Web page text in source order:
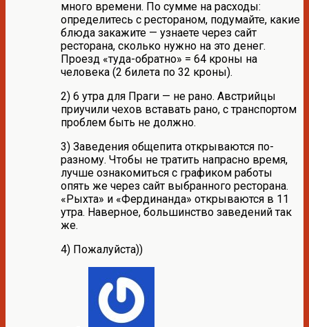
много времени. По сумме на расходы:
определитесь с рестораном, подумайте, какие
блюда закажите — узнаете через сайт
ресторана, сколько нужно на это денег.
Проезд «туда-обратно» = 64 кроны на
человека (2 билета по 32 кроны).
2) 6 утра для Праги — не рано. Австрийцы
приучили чехов вставать рано, с транспортом
проблем быть не должно.
3) Заведения общепита открываются по-
разному. Чтобы не тратить напрасно время,
лучше ознакомиться с графиком работы
опять же через сайт выбранного ресторана.
«Рыхта» и «Фердинанда» открываются в 11
утра. Наверное, большинство заведений так
же.
4) Пожалуйста))